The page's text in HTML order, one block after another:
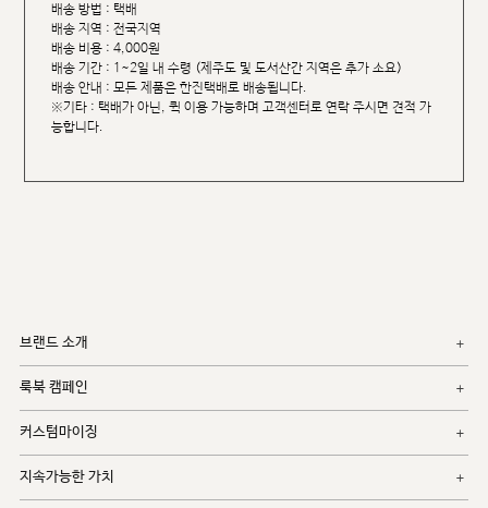
배송 방법 : 택배
배송 지역 : 전국지역
배송 비용 : 4,000원
배송 기간 : 1~2일 내 수령 (제주도 및 도서산간 지역은 추가 소요)
배송 안내 : 모든 제품은 한진택배로 배송됩니다.
※기타 : 택배가 아닌, 퀵 이용 가능하며 고객센터로 연락 주시면 견적 가
능합니다.
브랜드 소개
룩북 캠페인
커스텀마이징
지속가능한 가치